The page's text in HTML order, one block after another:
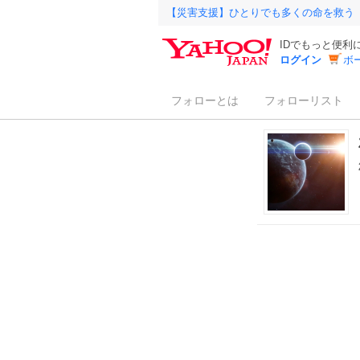
【災害支援】ひとりでも多くの命を救
IDでもっと便利
ログイン
ボ
フォローとは フォローリスト